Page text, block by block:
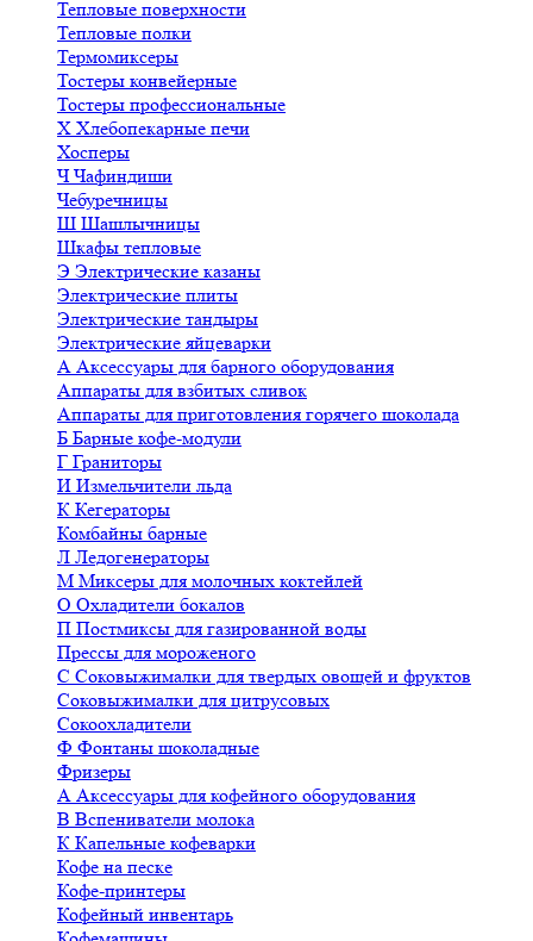
Тепловые поверхности
Тепловые полки
Термомиксеры
Тостеры конвейерные
Тостеры профессиональные
Х Хлебопекарные печи
Хосперы
ЧЧафиндиши
Чебуречницы
Ш Шашлычницы
Шкафы тепловые
Э Электрические казаны
Электрические плиты
Электрические тандыры
Электрические яйцеварки
А Аксессуары для барного оборудования
Аппараты для взбитых сливок
Аппараты для приготовления горячего шоколада
Б Барные кофе-модули
Г Граниторы
И Измельчители льда
К Кегераторы
Комбайны барные
Л Ледогенераторы
М Миксеры для молочных коктейлей
О Охладители бокалов
П Постмиксы для газированной воды
Прессы для мороженого
С Соковыжималки для твердых овощей и фруктов
Соковыжималки для цитрусовых
Сокоохладители
Ф Фонтаны шоколадные
Фризеры
А Аксессуары для кофейного оборудования
В Вспениватели молока
К Капельные кофеварки
Кофе на песке
Кофе-принтеры
Кофейный инвентарь